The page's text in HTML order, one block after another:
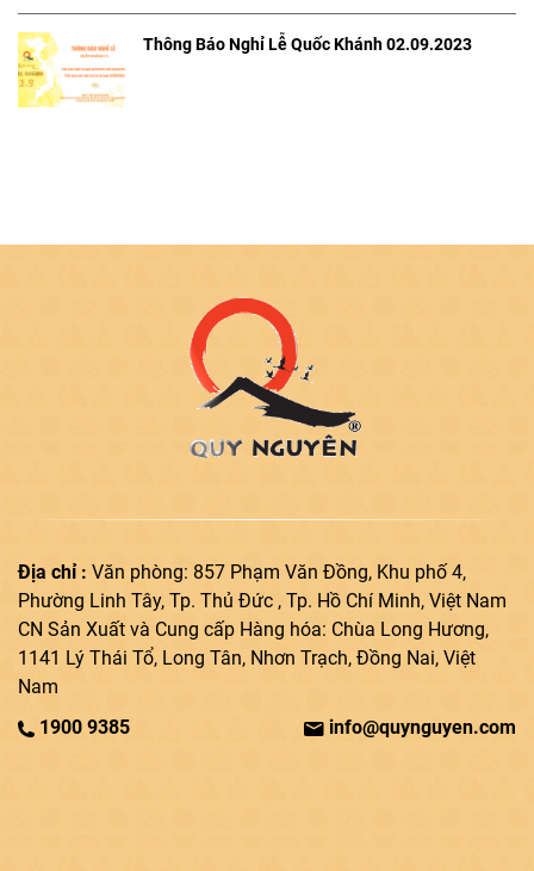
Thông Báo Nghỉ Lễ Quốc Khánh 02.09.2023
Địa chỉ : Văn phòng: 857 Phạm Văn Đồng, Khu phố 4,
Phường Linh Tây, Tp. Thủ Đức , Tp. Hồ Chí Minh, Việt Nam
CN Sản Xuất và Cung cấp Hàng hóa: Chùa Long Hương,
1141 Lý Thái Tổ, Long Tân, Nhơn Trạch, Đồng Nai, Việt
Nam
1900 9385
info@quynguyen.com